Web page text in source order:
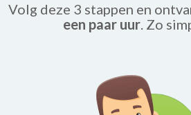
Volg deze 3 stappen en
een paar uur. Zo